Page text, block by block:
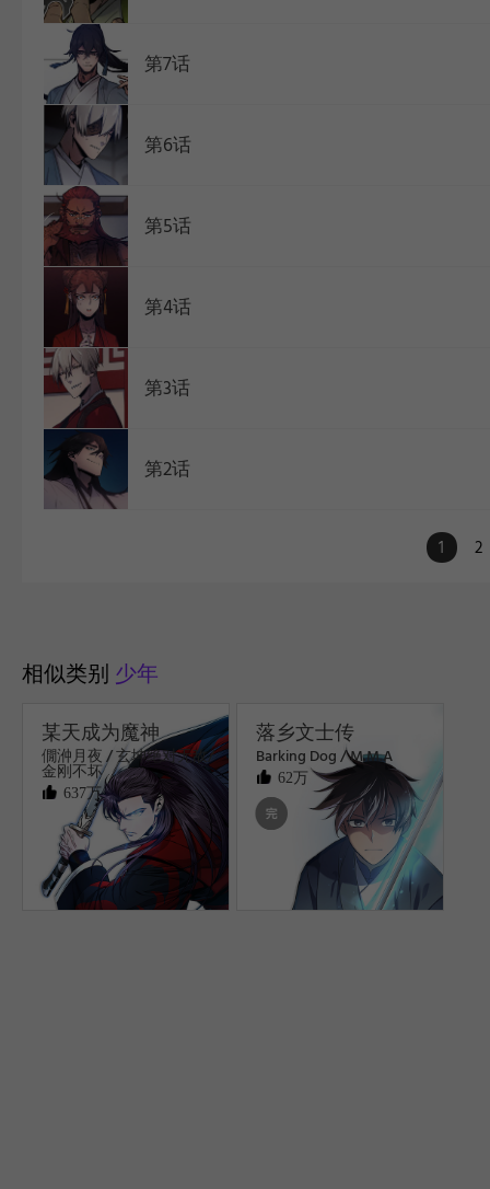
第7话
第6话
第5话
第4话
第3话
第2话
1 2
相似类别 少年
某天成为魔神
僩㳞月夜 / 玄坤绝对无敌/
金刚不坏
637万
落乡文士传
Barking Dog / M.M.A
62万